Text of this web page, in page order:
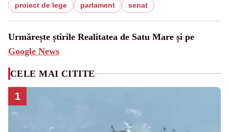
proiect de lege
parlament senat
Urmărește știrile Realitatea de Satu Mare și pe
Google News
CELE MAI CITITE
1